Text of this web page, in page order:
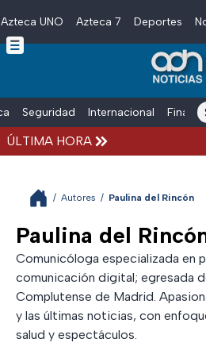
Skip to main content
Azteca UNO Azteca 7 Deportes
Seguridad Internacional
ÚLTIMA HORA
/ Autores / Paulina del Rincón
Paulina del
Comunicóloga especializada en
comunicación digital; egresada
Complutense de Madrid.
y las últimas noticias, con
salud y espectáculos.